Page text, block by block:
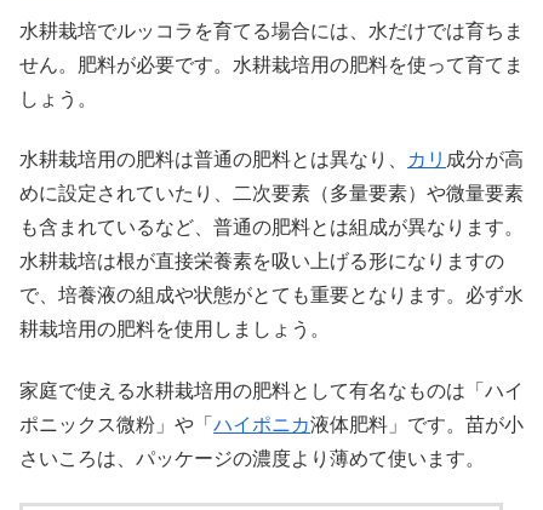
水耕栽培でルッコラを育てる場合には、水だけでは育ちま
せん。肥料が必要です。水耕栽培用の肥料を使って育てま
しょう。
水耕栽培用の肥料は普通の肥料とは異なり、 カリ 成分が高
めに設定されていたり、二次要素（多量要素）や微量要素
も含まれているなど、普通の肥料とは組成が異なります。
水耕栽培は根が直接栄養素を吸い上げる形になりますの
で、培養液の組成や状態がとても重要となります。必ず水
耕栽培用の肥料を使用しましょう。
家庭で使える水耕栽培用の肥料として有名なものは「ハイ
ポニックス微粉」や「 ハイポニカ液体肥料」です。苗が小
さいころは、パッケージの濃度より薄めて使います。